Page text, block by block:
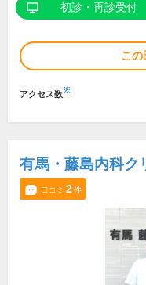
初診・再診受付
この
アクセス数※
有馬・藤島内科ク
口コミ 2件